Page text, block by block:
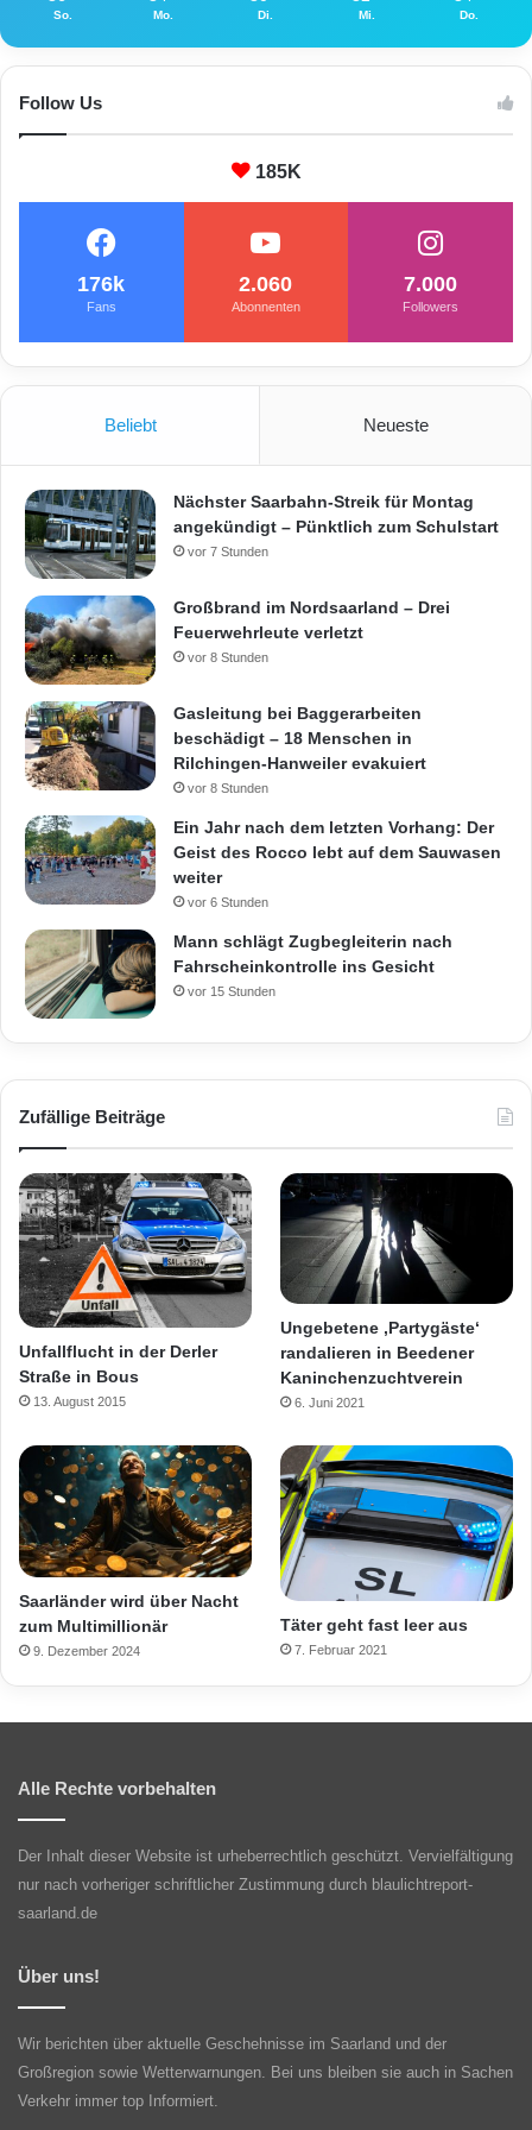
So. Mo. Di. Mi. Do.
Follow Us
185K
176k
Fans
2.060
Abonnenten
7.000
Followers
Beliebt Neueste
Nächster Saarbahn-Streik für Montag
angekündigt – Pünktlich zum Schulstart
vor 7 Stunden
Großbrand im Nordsaarland – Drei
Feuerwehrleute verletzt
vor 8 Stunden
Gasleitung bei Baggerarbeiten
beschädigt – 18 Menschen in
Rilchingen-Hanweiler evakuiert
vor 8 Stunden
Ein Jahr nach dem letzten Vorhang: Der
Geist des Rocco lebt auf dem Sauwasen
weiter
vor 6 Stunden
Mann schlägt Zugbegleiterin nach
Fahrscheinkontrolle ins Gesicht
vor 15 Stunden
Zufällige Beiträge
Unfallflucht in der Derler
Straße in Bous
13. August 2015
Ungebetene ‚Partygäste‘
randalieren in Beedener
Kaninchenzuchtverein
6. Juni 2021
Saarländer wird über Nacht
zum Multimillionär
9. Dezember 2024
Täter geht fast leer aus
7. Februar 2021
Alle Rechte vorbehalten
Der Inhalt dieser Website ist urheberrechtlich geschützt. Vervielfältigung
nur nach vorheriger schriftlicher Zustimmung durch blaulichtreport-
saarland.de
Über uns!
Wir berichten über aktuelle Geschehnisse im Saarland und der
Großregion sowie Wetterwarnungen. Bei uns bleiben sie auch in Sachen
Verkehr immer top Informiert.